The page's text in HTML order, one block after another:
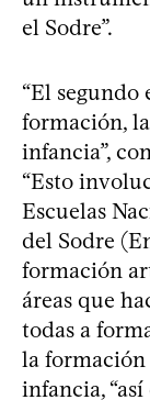
el Sodre”.
“El segundo
formación,
infancia”,
“Esto
Escuelas
del Sodre
formación
áreas que
todas a
la
infancia,